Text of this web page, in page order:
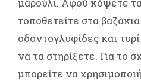
τοποθετείτε στα
οδοντογλυφίδες και
να τα στηρίξετε. Για το
μπορείτε να